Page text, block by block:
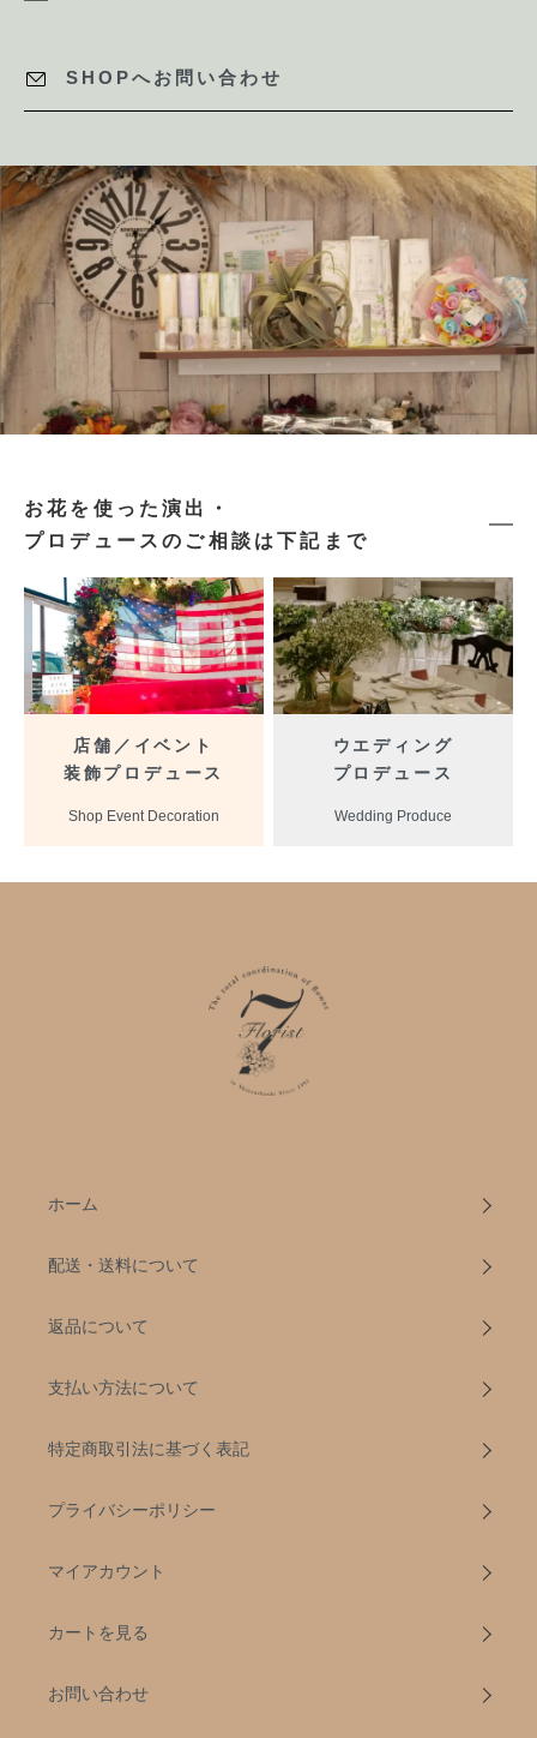
SHOPへお問い合わせ
お花を使った演出・
プロデュースのご相談は下記まで
店舗／イベント
装飾プロデュース
Shop Event Decoration
ウエディング
プロデュース
Wedding Produce
ホーム
配送・送料について
返品について
支払い方法について
特定商取引法に基づく表記
プライバシーポリシー
マイアカウント
カートを見る
お問い合わせ